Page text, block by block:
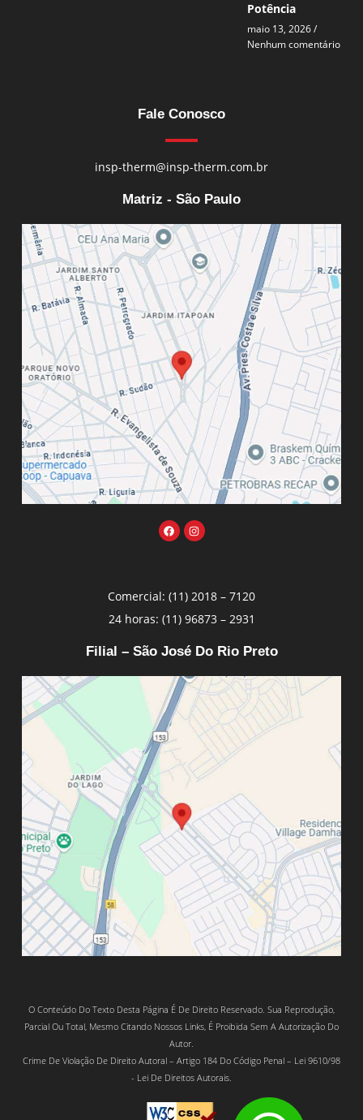
Potência
maio 13, 2026
Nenhum comentário
Fale Conosco
insp-therm@insp-therm.com.br
Matriz - São Paulo
Comercial: (11) 2018 – 7120
24 horas: (11) 96873 – 2931
Filial – São José Do Rio Preto
O Conteúdo Do Texto Desta Página É De Direito Reservado. Sua Reprodução,
Parcial Ou Total, Mesmo Citando Nossos Links, É Proibida Sem A Autorização Do
Autor.
Crime De Violação De Direito Autoral – Artigo 184 Do Código Penal – Lei 9610/98
- Lei De Direitos Autorais.